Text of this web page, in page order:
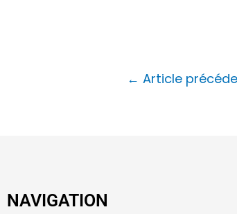
← Article
NAVIGATION